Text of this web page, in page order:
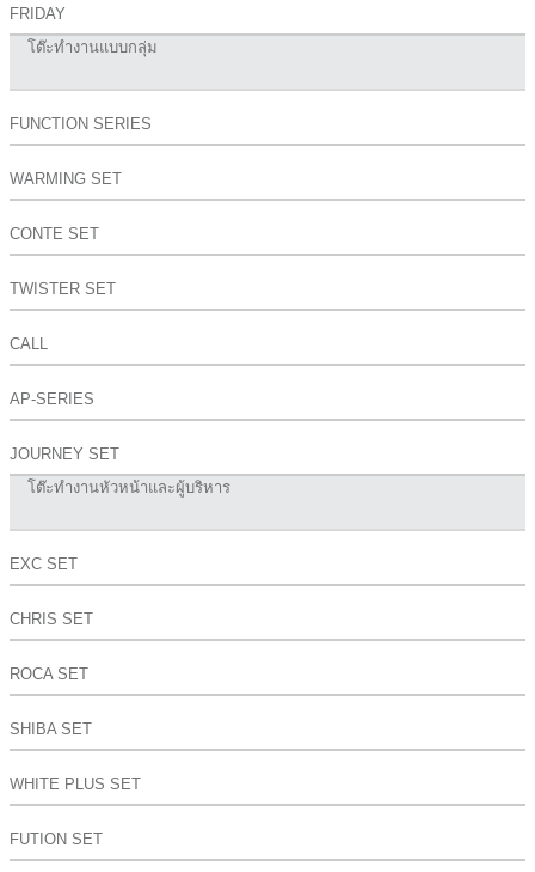
FRIDAY
โต๊ะทำงานแบบกลุ่ม
FUNCTION SERIES
WARMING SET
CONTE SET
TWISTER SET
CALL
AP-SERIES
JOURNEY SET
โต๊ะทำงานหัวหน้าและผู้บริหาร
EXC SET
CHRIS SET
ROCA SET
SHIBA SET
WHITE PLUS SET
FUTION SET